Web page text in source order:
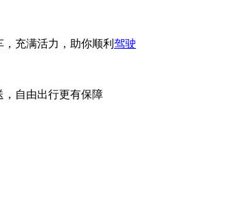
充满活力，助你顺利 驾驶
，自由出行更有保障